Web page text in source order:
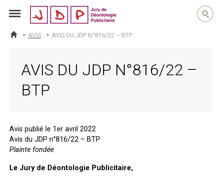
jdp
ACCUEIL
AVIS AVIS DU JDP N°816/22 – BTP
AVIS DU JDP N°816/22 –
BTP
Avis publié le 1er avril 2022
Avis du JDP n°816/22 – BTP
Plainte fondée
Le Jury de Déontologie Publicitaire,